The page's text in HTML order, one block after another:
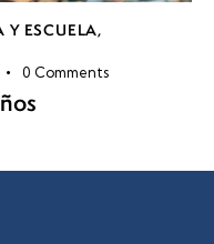
Y ESCUELA,
0 Comments